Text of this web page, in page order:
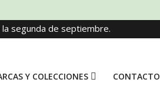
segunda de septiembre.
Y COLECCIONES CONTACTO